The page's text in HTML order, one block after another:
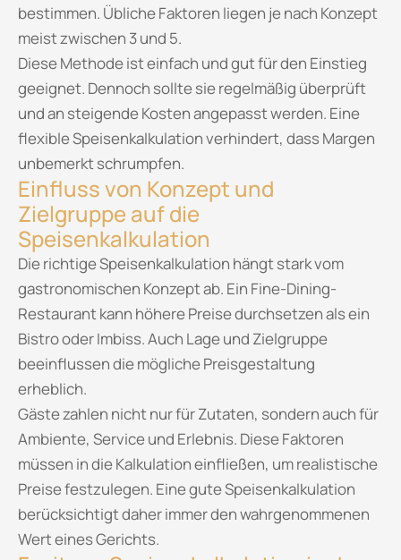
bestimmen. Übliche Faktoren liegen je nach Konzept
meist zwischen 3 und 5.
Diese Methode ist einfach und gut für den Einstieg
geeignet. Dennoch sollte sie regelmäßig überprüft
und an steigende Kosten angepasst werden. Eine
flexible Speisenkalkulation verhindert, dass Margen
unbemerkt schrumpfen.
Einfluss von Konzept und
Zielgruppe auf die
Speisenkalkulation
Die richtige Speisenkalkulation hängt stark vom
gastronomischen Konzept ab. Ein Fine-Dining-
Restaurant kann höhere Preise durchsetzen als ein
Bistro oder Imbiss. Auch Lage und Zielgruppe
beeinflussen die mögliche Preisgestaltung
erheblich.
Gäste zahlen nicht nur für Zutaten, sondern auch für
Ambiente, Service und Erlebnis. Diese Faktoren
müssen in die Kalkulation einfließen, um realistische
Preise festzulegen. Eine gute Speisenkalkulation
berücksichtigt daher immer den wahrgenommenen
Wert eines Gerichts.